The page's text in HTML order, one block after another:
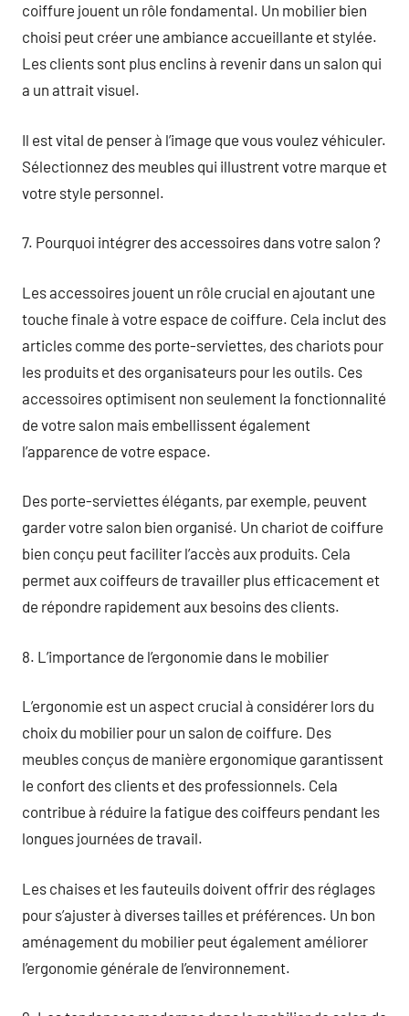
coiffure jouent un rôle fondamental. Un mobilier bien
choisi peut créer une ambiance accueillante et stylée.
Les clients sont plus enclins à revenir dans un salon qui
a un attrait visuel.
Il est vital de penser à l’image que vous voulez véhiculer.
Sélectionnez des meubles qui illustrent votre marque et
votre style personnel.
7. Pourquoi intégrer des accessoires dans votre salon ?
Les accessoires jouent un rôle crucial en ajoutant une
touche finale à votre espace de coiffure. Cela inclut des
articles comme des porte-serviettes, des chariots pour
les produits et des organisateurs pour les outils. Ces
accessoires optimisent non seulement la fonctionnalité
de votre salon mais embellissent également
l’apparence de votre espace.
Des porte-serviettes élégants, par exemple, peuvent
garder votre salon bien organisé. Un chariot de coiffure
bien conçu peut faciliter l’accès aux produits. Cela
permet aux coiffeurs de travailler plus efficacement et
de répondre rapidement aux besoins des clients.
8. L’importance de l’ergonomie dans le mobilier
L’ergonomie est un aspect crucial à considérer lors du
choix du mobilier pour un salon de coiffure. Des
meubles conçus de manière ergonomique garantissent
le confort des clients et des professionnels. Cela
contribue à réduire la fatigue des coiffeurs pendant les
longues journées de travail.
Les chaises et les fauteuils doivent offrir des réglages
pour s’ajuster à diverses tailles et préférences. Un bon
aménagement du mobilier peut également améliorer
l’ergonomie générale de l’environnement.